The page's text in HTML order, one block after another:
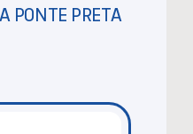
PONTE PRETA